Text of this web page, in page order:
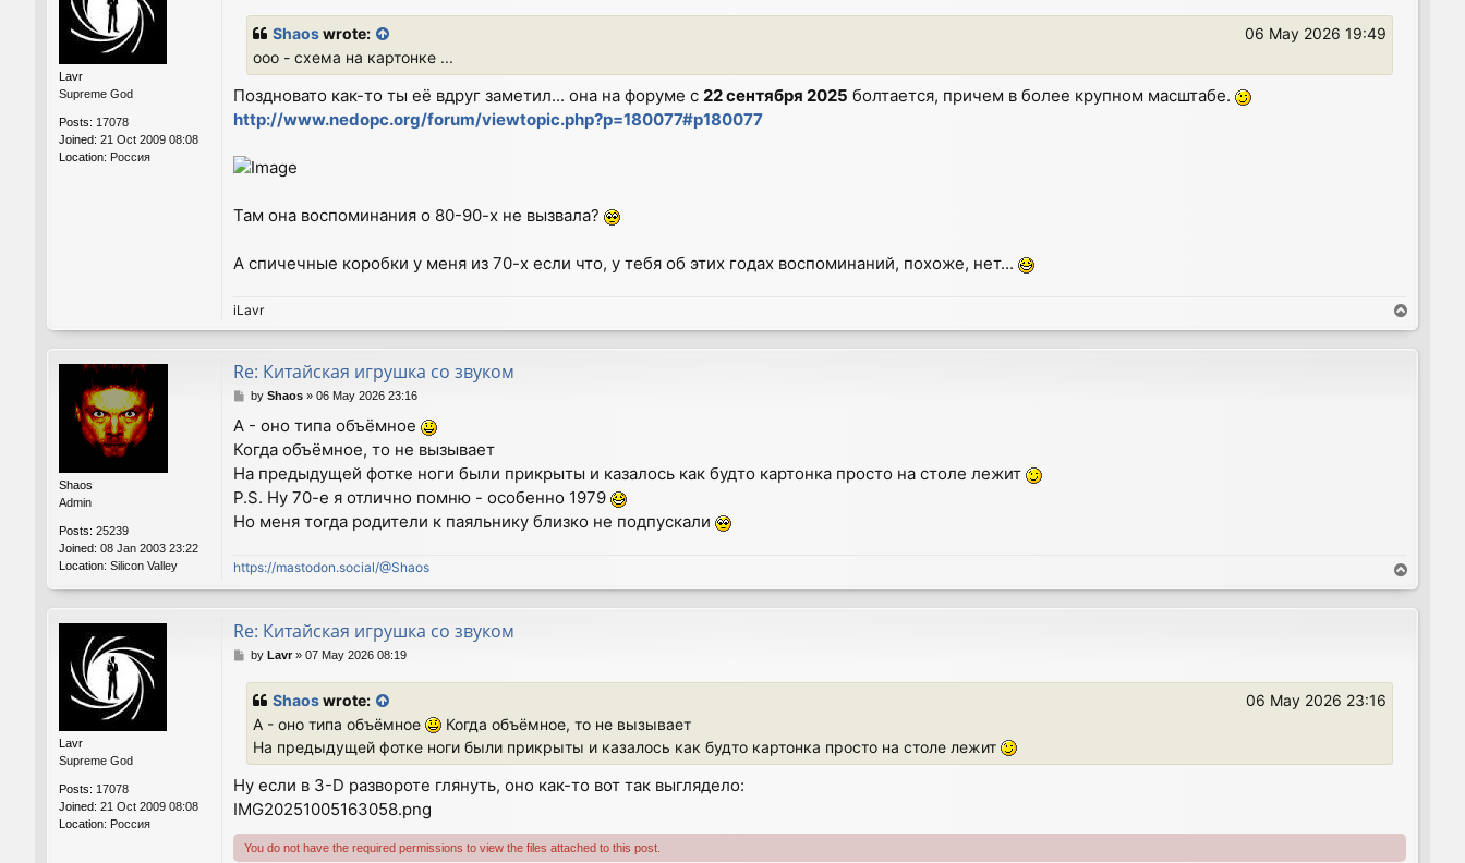
Lavr
Supreme God
Posts: 17078
Joined: 21 Oct 2009 08:08
Location: Россия
Shaoswrote:
06 May 2026 19:49
ооо - схема на картонке ...
Поздновато как-то ты её вдруг заметил... она на форуме с 22 сентября 2025 болтается, причем в более крупном масштабе.
http://www.nedopc.org/forum/viewtopic.php?p=180077#p180077
Там она воспоминания о 80-90-х не вызвала?
А спичечные коробки у меня из 70-х если что, у тебя об этих годах воспоминаний, похоже, нет...
iLavr
o
p
Shaos
Admin
Posts: 25239
Joined: 08 Jan 2003 23:22
Location: Silicon Valley
Re: Китайская игрушка со звуком
P
s
t
by Shaos» 06 May 2026 23:16
А - оно типа объёмное
Когда объёмное, то не вызывает
На предыдущей фотке ноги были прикрыты и казалось как будто картонка просто на столе лежит
P.S. Ну 70-е я отлично помню - особенно 1979
Но меня тогда родители к паяльнику близко не подпускали
https://mastodon.social/@Shaos
o
p
Lavr
Supreme God
Posts: 17078
Joined: 21 Oct 2009 08:08
Location: Россия
Re: Китайская игрушка со звуком
Pby Lavr» 07 May 2026 08:19
Shaoswrote:
06 May 2026 23:16
А - оно типа объёмное
Когда объёмное, то не вызывает
На предыдущей фотке ноги были прикрыты и казалось как будто картонка просто на столе лежит
Ну если в 3-D развороте глянуть, оно как-то вот так выглядело:
IMG20251005163058.png
You do not have the required permissions to view the files attached to this post.